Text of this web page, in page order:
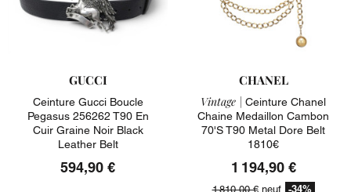
GUCCI
Ceinture Gucci Boucle
Pegasus 256262 T90 En
Cuir Graine Noir Black
Leather Belt
594,90 €
CHANEL
Vintage | Ceinture Chanel
Chaine Medaillon Cambon
70's T90 Metal Dore Belt
1810€
1 194,90 €
1 810,00 €neuf -34%